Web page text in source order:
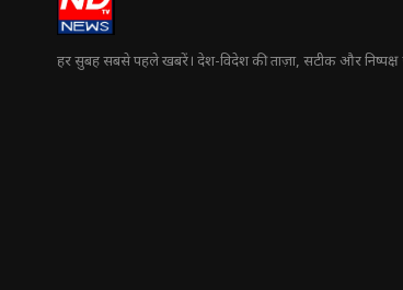
हर सुबह सबसे पहले खबरें। देश-विदेश की ताज़ा, सटीक और निष्पक्ष